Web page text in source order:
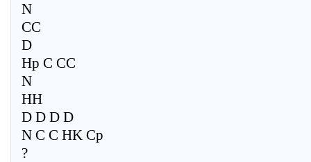
N
CC
D
Hp C CC
N
HH
D D D D
N C C HK Cp
?